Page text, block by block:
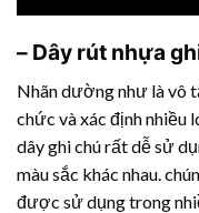
– Dây rút nhựa
Nhãn dường như là vô
chức và xác định nhiều
dây ghi chú rất dễ sử
màu sắc khác nhau.
được sử dụng trong